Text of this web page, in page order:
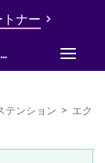
ナー
テンション > エク